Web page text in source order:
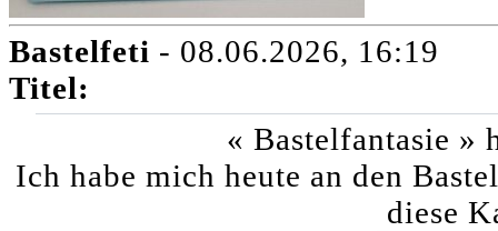
Bastelfeti - 08.06.2026, 16:19
Titel:
« Bastelfantasie »
Ich habe mich heute an den
diese